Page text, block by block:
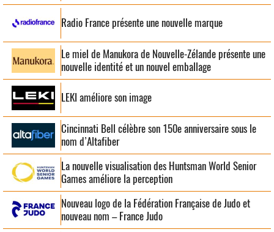
Radio France présente une nouvelle marque
Le miel de Manukora de Nouvelle-Zélande présente une
nouvelle identité et un nouvel emballage
LEKI améliore son image
Cincinnati Bell célèbre son 150e anniversaire sous le
nom d’Altafiber
La nouvelle visualisation des Huntsman World Senior
Games améliore la perception
Nouveau logo de la Fédération Française de Judo et
nouveau nom – France Judo